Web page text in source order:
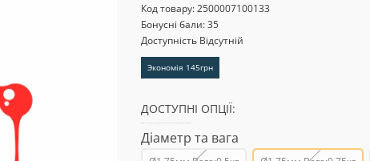
Код товару:2500007100133
Бонусні бали: 35
Доступність Відсутній
Экономія 145грн
ДОСТУПНІ ОПЦІЇ:
Діаметр та вага